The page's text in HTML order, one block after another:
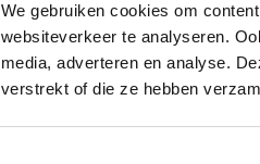
We gebruiken cookies om
websiteverkeer te analyseren.
media, adverteren en analyse.
verstrekt of die ze hebben